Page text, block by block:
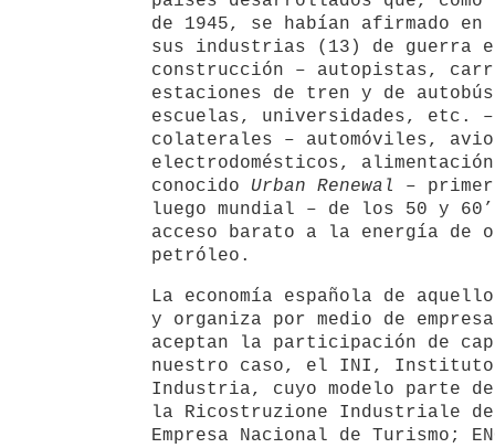
de 1945, se habían afirmado
sus industrias (13) de guerra
construcción – autopistas,
estaciones de tren y de
escuelas, universidades, etc.
colaterales – automóviles,
electrodomésticos,
conocido Urban Renewal
–
luego mundial – de los 50 y
acceso barato a la energía
petróleo.
La economía española de
y organiza por medio de
aceptan la participación de
nuestro caso, el INI, Instituto
Industria, cuyo modelo parte
la Ricostruzione Industriale de
Empresa Nacional de Turismo;